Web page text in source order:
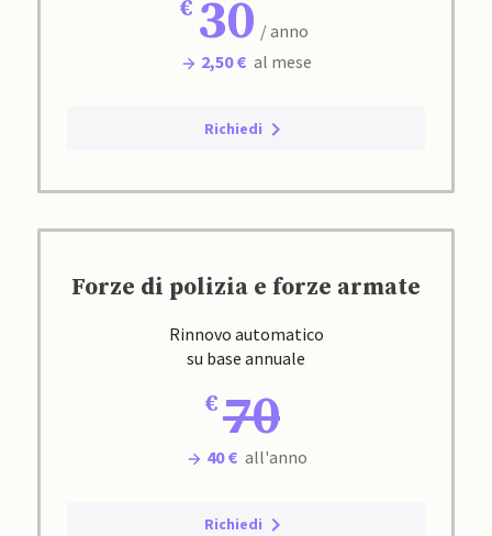
30 / anno
2,50 € al mese
Richiedi
Forze di polizia e forze armate
Rinnovo automatico
su base annuale
70
40 € all'anno
Richiedi